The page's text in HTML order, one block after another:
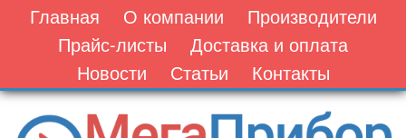
Главная О компании
Производители
Прайс-листы
Доставка и оплата
Новости
Статьи Контакты